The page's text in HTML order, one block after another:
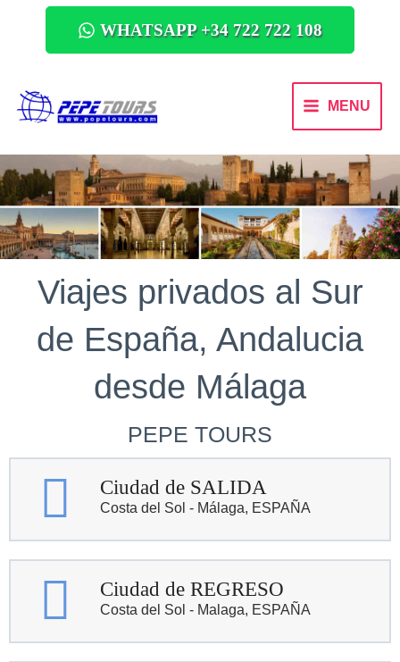
WHATSAPP +34 722 722 108
MENU
Viajes privados al Sur
de España, Andalucia
desde Málaga
PEPE TOURS
Ciudad de SALIDA
Costa del Sol - Málaga, ESPAÑA
Ciudad de REGRESO
Costa del Sol - Malaga, ESPAÑA